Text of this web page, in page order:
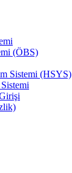
(ÖBS)
Sistemi (HSYS)